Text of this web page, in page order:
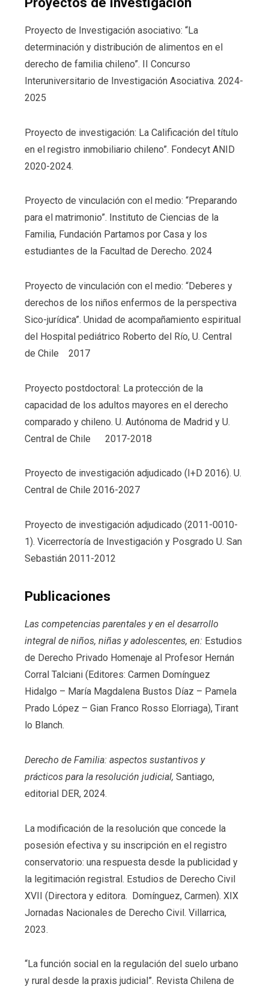
Proyecto de Investigación asociativo: “La
determinación y distribución de alimentos en el
derecho de familia chileno”. II Concurso
Interuniversitario de Investigación Asociativa. 2024-
2025
Proyecto de investigación: La Calificación del título
en el registro inmobiliario chileno”. Fondecyt ANID
2020-2024.
Proyecto de vinculación con el medio: “Preparando
para el matrimonio”. Instituto de Ciencias de la
Familia, Fundación Partamos por Casa y los
estudiantes de la Facultad de Derecho. 2024
Proyecto de vinculación con el medio: “Deberes y
derechos de los niños enfermos de la perspectiva
Sico-jurídica”. Unidad de acompañamiento espiritual
del Hospital pediátrico Roberto del Río, U. Central
de Chile 2017
Proyecto postdoctoral: La protección de la
capacidad de los adultos mayores en el derecho
comparado y chileno. U. Autónoma de Madrid y U.
Central de Chile 2017-2018
Proyecto de investigación adjudicado (I+D 2016). U.
Central de Chile 2016-2027
Proyecto de investigación adjudicado (2011-0010-
1). Vicerrectoría de Investigación y Posgrado U. San
Sebastián 2011-2012
Publicaciones
Las competencias parentales y en el desarrollo
integral de niños, niñas y adolescentes, en:Estudios
de Derecho Privado Homenaje al Profesor Hernán
Corral Talciani (Editores: Carmen Domínguez
Hidalgo – María Magdalena Bustos Díaz – Pamela
Prado López – Gian Franco Rosso Elorriaga), Tirant
lo Blanch.
Derecho de Familia: aspectos sustantivos y
prácticos para la resolución judicial, Santiago,
editorial DER, 2024.
La modificación de la resolución que concede la
posesión efectiva y su inscripción en el registro
conservatorio: una respuesta desde la publicidad y
la legitimación registral. Estudios de Derecho Civil
XVII (Directora y editora. Domínguez, Carmen). XIX
Jornadas Nacionales de Derecho Civil. Villarrica,
2023.
“La función social en la regulación del suelo urbano
y rural desde la praxis judicial”. Revista Chilena de